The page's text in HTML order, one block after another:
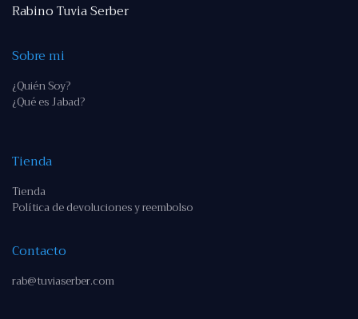
Rabino Tuvia Serber
Sobre mi
¿Quién Soy?
¿Qué es Jabad?
Tienda
Tienda
Política de devoluciones y reembolso
Contacto
rab@tuviaserber.com